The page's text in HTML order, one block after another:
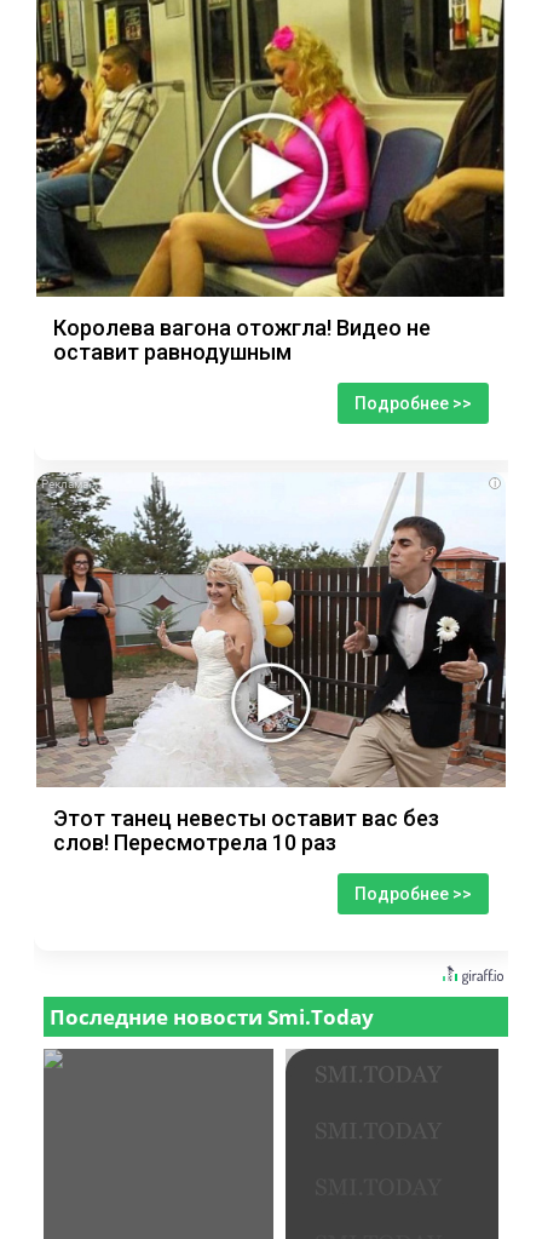
Королева вагона отожгла! Видео не
оставит равнодушным
Подробнее >>
i
Этот танец невесты оставит вас без
слов! Пересмотрела 10 раз
Подробнее >>